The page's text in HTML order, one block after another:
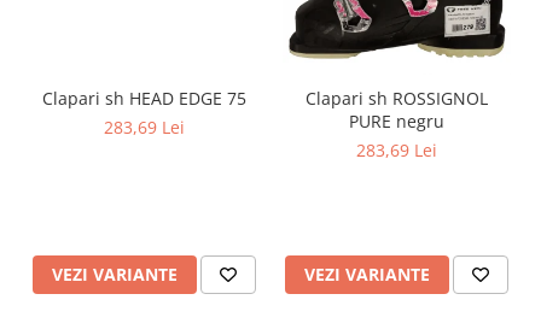
Clapari sh HEAD EDGE 75
283,69 Lei
VEZI VARIANTE
Clapari sh ROSSIGNOL
PURE negru
283,69 Lei
VEZI VARIANTE